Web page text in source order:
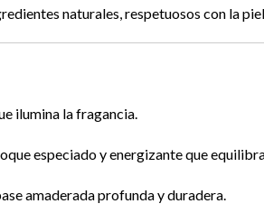
naturales, respetuosos con la
ilumina la fragancia.
especiado y energizante que
amaderada profunda y duradera.